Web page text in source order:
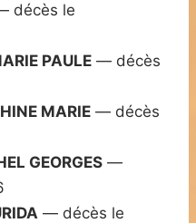
décès le
PAULE — décès
MARIE — décès
GEORGES —
— décès le